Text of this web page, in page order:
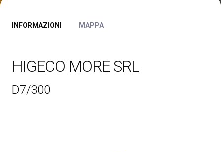
INFORMAZIONI MAPPA
HIGECO MORE SRL
D7/300